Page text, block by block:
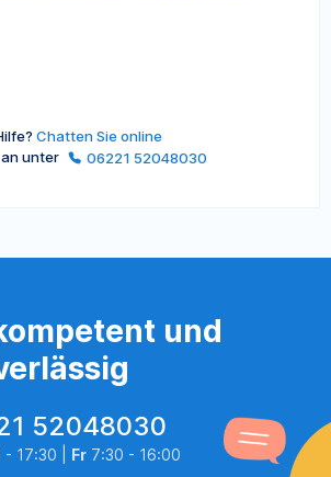
Chatten Sie online
unter
06221 52048030
und
52048030
- 17:30 | Fr7:30 - 16:00